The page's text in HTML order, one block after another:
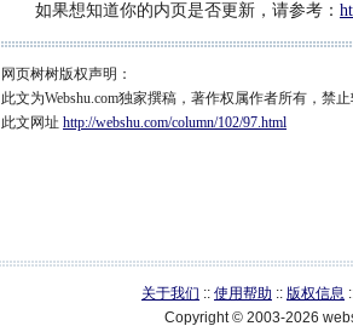
如果想知道你的内页是否更新，请参考：
网页树树版权声明：
此文为Webshu.com独家撰稿，著作权属作者所有，禁止
此文网址 http://webshu.com/column/102/97.html
关于我们 :: 使用帮助 :: 版权信息
Copyright © 2003-2026